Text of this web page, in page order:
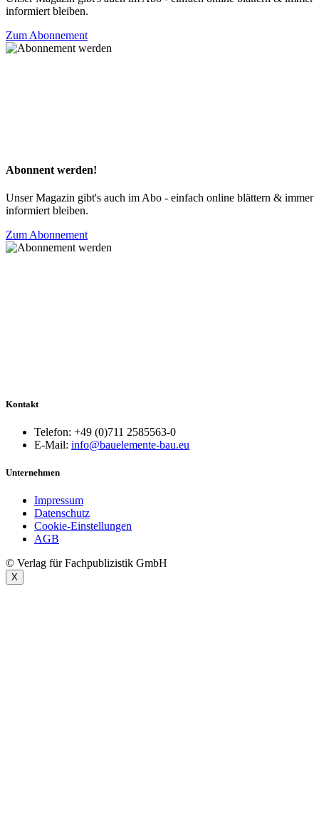
informiert bleiben.
Zum Abonnement
Abonnent werden!
Unser Magazin gibt's auch im Abo - einfach online blättern & immer
informiert bleiben.
Zum Abonnement
Kontakt
Telefon: +49 (0)711 2585563-0
E-Mail: info@bauelemente-bau.eu
Unternehmen
Impressum
Datenschutz
Cookie-Einstellungen
AGB
© Verlag für Fachpublizistik GmbH
X